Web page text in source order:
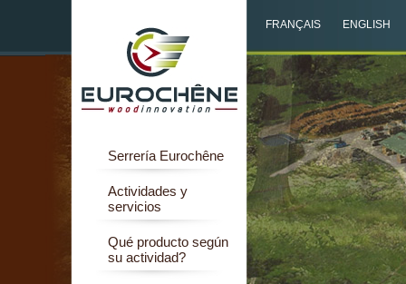
Serrería Eurochêne
Actividades y
servicios
Qué producto según
su actividad?
FRANÇAIS ENGLISH